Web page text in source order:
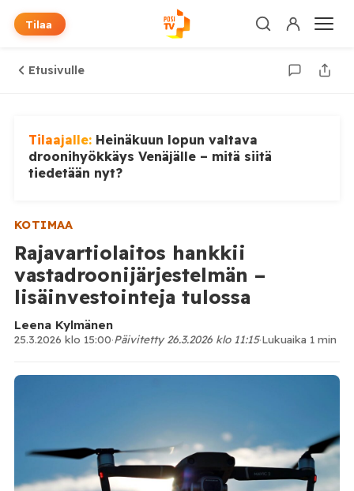
Tilaa
Etusivulle
Tilaajalle: Heinäkuun lopun valtava
droonihyökkäys Venäjälle – mitä siitä
tiedetään nyt?
KOTIMAA
Rajavartiolaitos hankkii
vastadroonijärjestelmän –
lisäinvestointeja tulossa
Leena Kylmänen
25.3.2026 klo 15:00·Päivitetty 26.3.2026 klo 11:15·Lukuaika 1 min